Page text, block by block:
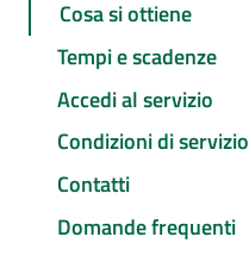
Cosa si ottiene
Tempi e scadenze
Accedi al servizio
Condizioni di servizio
Contatti
Domande frequenti